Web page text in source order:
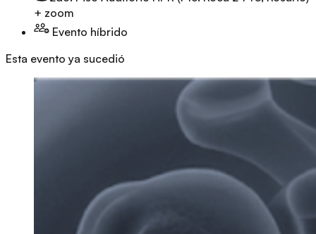
+ zoom
Evento híbrido
Esta evento ya sucedió